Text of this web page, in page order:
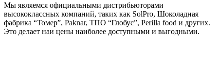
Мы являемся официальными дистрибьюторами
высококлассных компаний, таких как SolPro, Шоколадная
фабрика “Томер”, Paknar, ТПО “Глобус”, Perilla food и других.
Это делает наи цены наиболее доступными и выгодными.